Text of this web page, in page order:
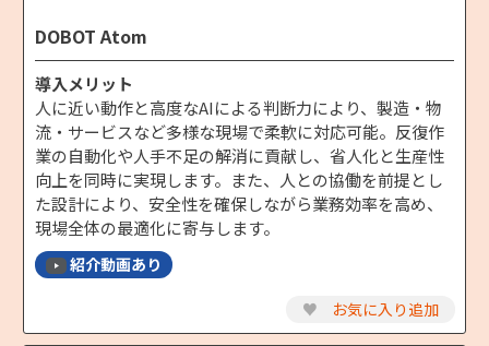
DOBOT Atom
導入メリット
人に近い動作と高度なAIによる判断力により、製造・物
流・サービスなど多様な現場で柔軟に対応可能。反復作
業の自動化や人手不足の解消に貢献し、省人化と生産性
向上を同時に実現します。また、人との協働を前提とし
た設計により、安全性を確保しながら業務効率を高め、
現場全体の最適化に寄与します。
紹介動画あり
♥ お気に入り追加